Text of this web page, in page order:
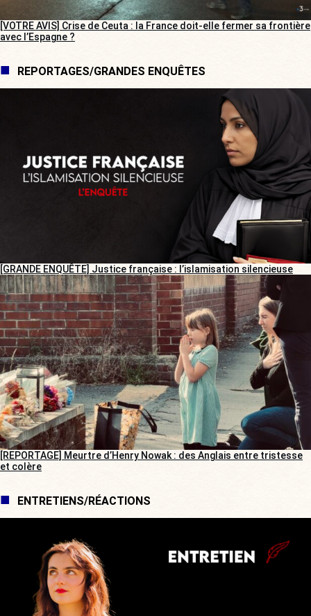
[VOTRE AVIS] Crise de Ceuta : la France doit-elle fermer sa frontière
avec l’Espagne ?
REPORTAGES/GRANDES ENQUÊTES
[GRANDE ENQUÊTE] Justice française : l’islamisation silencieuse
[REPORTAGE] Meurtre d’Henry Nowak : des Anglais entre tristesse
et colère
ENTRETIENS/RÉACTIONS